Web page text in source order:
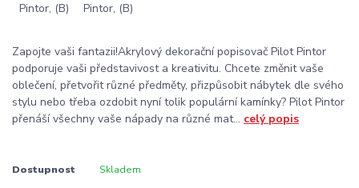
Zapojte vaši fantazii!Akrylový dekorační popisovač Pilot Pintor
podporuje vaši představivost a kreativitu. Chcete změnit vaše
oblečení, přetvořit různé předměty, přizpůsobit nábytek dle svého
stylu nebo třeba ozdobit nyní tolik populární kamínky? Pilot Pintor
přenáší všechny vaše nápady na různé mat... celý popis
Dostupnost Skladem